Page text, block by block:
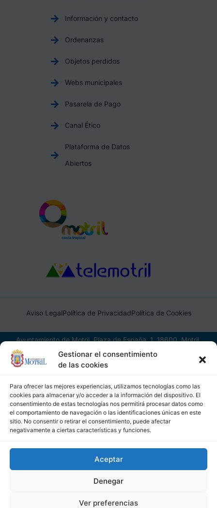
Gestionar el consentimiento
de las cookies
Para ofrecer las mejores experiencias, utilizamos tecnologías como las
cookies para almacenar y/o acceder a la información del dispositivo. El
consentimiento de estas tecnologías nos permitirá procesar datos como
el comportamiento de navegación o las identificaciones únicas en este
sitio. No consentir o retirar el consentimiento, puede afectar
negativamente a ciertas características y funciones.
Aceptar
Denegar
Ver preferencias
Información y contacto
Ordenanzas
Objetos perdidos
Webs municipales
Pasarela de Pago
Canal Ético
Plataforma de Datos
Abiertos
Aviso LegalPolítica de PrivacidadPolítica de Cookies
Ayuntamiento de Motril, Plaza de España, 1, 18600, Motril,
(Granada), CIF: P1814200J, DIR3: L01181400